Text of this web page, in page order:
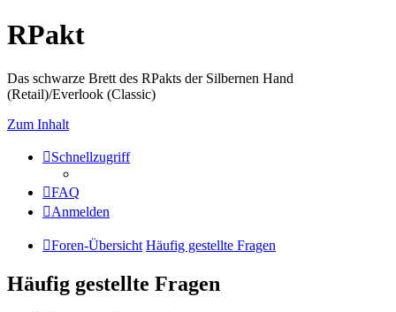
RPakt
Das schwarze Brett des RPakts der Silbernen Hand
(Retail)/Everlook (Classic)
Zum Inhalt
Schnellzugriff
FAQ
Anmelden
Foren-Übersicht Häufig gestellte Fragen
Häufig gestellte Fragen